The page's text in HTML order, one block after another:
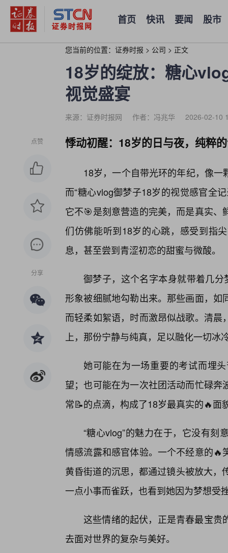
首页 快讯 要闻 股市
您当前的位置： 证券时报 > 公司 > 正文
18岁的绽放：糖心
视觉盛宴
来源：证券时报网 作者：冯兆华 2026-02-10
点赞
分享
悸动初醒：18岁的日与夜，纯粹
18岁，一个自带光环的年纪，像
而“糖心vlog御梦子18岁的视觉感官全
它不🎯是刻意营造的完美，而是真实
们仿佛能听到18岁的心跳，感受到指
息，甚至尝到青涩初恋的甜蜜与微酸。
御梦子，这个名字本身就带着几分
形象被细腻地勾勒出来。那些画面，
而轻柔如絮语，时而激昂似战歌。清
上，那份宁静与纯真，足以融化一切冰
她可能在为一场重要的考试而埋
望；也可能在为一次社团活动而忙碌
常📝的点滴，构成了18岁最真实的🔥面
“糖心vlog”的魅力在于，它没有刻
情感流露和感官体验。一个不经意的
黄昏街道的沉思，都通过镜头被放大
一点小事而雀跃，也看到她因为梦想受
这些情绪的起伏，正是青春最宝
去面对世界的复杂与美好。